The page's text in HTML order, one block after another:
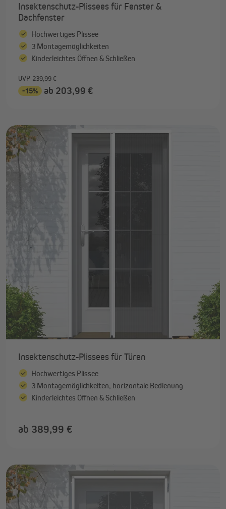
Insektenschutz-Plissees für Fenster &
Dachfenster
Hochwertiges Plissee
3 Montagemöglichkeiten
Kinderleichtes Öffnen & Schließen
UVP 239,99 €
-15% ab 203,99 €
Insektenschutz-Plissees für Türen
Hochwertiges Plissee
3 Montagemöglichkeiten, horizontale Bedienung
Kinderleichtes Öffnen & Schließen
ab 389,99 €